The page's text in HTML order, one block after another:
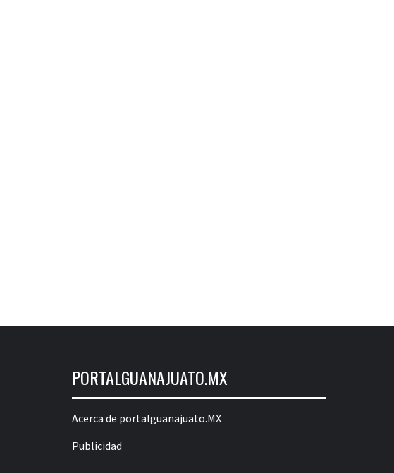
PORTALGUANAJUATO.MX
Acerca de portalguanajuato.MX
Publicidad